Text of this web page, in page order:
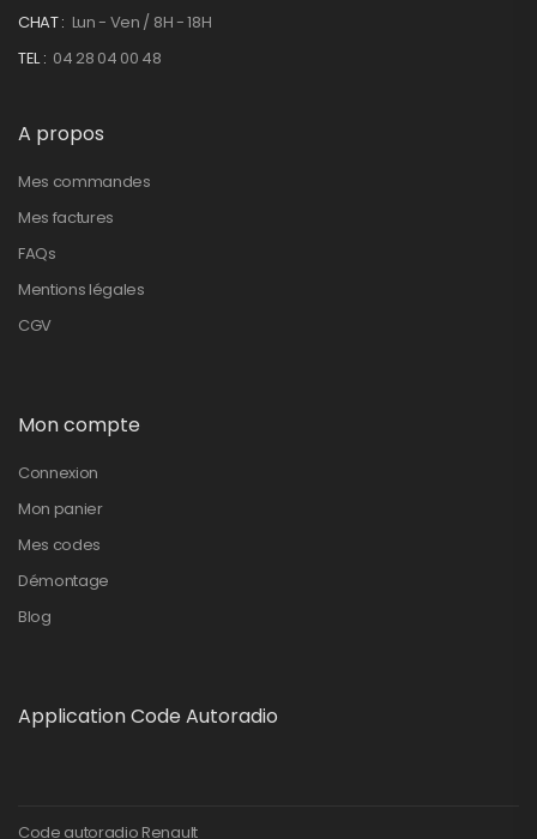
CHAT : Lun - Ven / 8H - 18H
TEL : 04 28 04 00 48
A propos
Mes commandes
Mes factures
FAQs
Mentions légales
CGV
Mon compte
Connexion
Mon panier
Mes codes
Démontage
Blog
Application Code Autoradio
Code autoradio Renault